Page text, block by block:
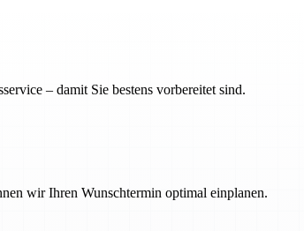
– damit Sie bestens vorbereitet sind.
wir Ihren Wunschtermin optimal einplanen.